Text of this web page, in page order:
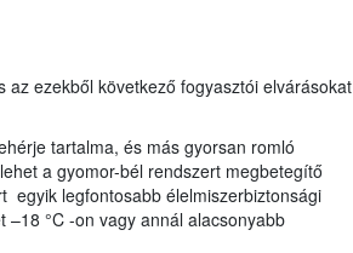
ezekből következő fogyasztói elvárásokat
tartalma, és más gyorsan romló
a gyomor-bél rendszert megbetegítő
egyik legfontosabb élelmiszerbiztonsági
°C -on vagy annál alacsonyabb